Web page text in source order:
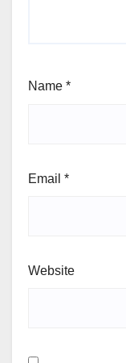
Name *
Email *
Website